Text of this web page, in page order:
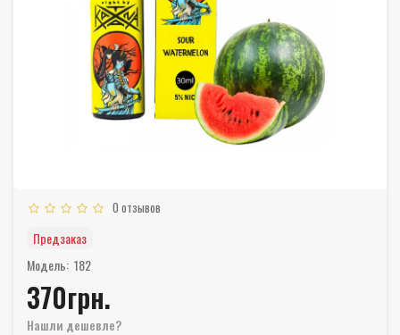
0 отзывов
Предзаказ
Модель: 182
370грн.
Нашли дешевле?